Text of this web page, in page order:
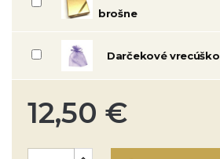
brošne
Darčekové vrecúško
12,50 €